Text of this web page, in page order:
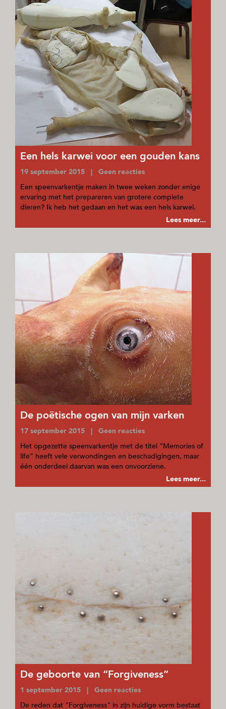
Een hels karwei voor een gouden kans
19 september 2015 | Geen reacties
Een speenvarkentje maken in twee weken zonder enige
ervaring met het prepareren van grotere complete
dieren? Ik heb het gedaan en het was een hels karwei.
Lees meer...
De poëtische ogen van mijn varken
17 september 2015 | Geen reacties
Het opgezette speenvarkentje met de titel “Memories of
life” heeft vele verwondingen en beschadigingen, maar
één onderdeel daarvan was een onvoorziene.
Lees meer...
De geboorte van “Forgiveness”
1 september 2015 | Geen reacties
De reden dat "Forgiveness" in zijn huidige vorm bestaat